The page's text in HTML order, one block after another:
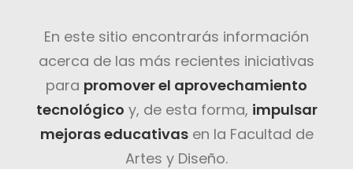
En este sitio encontrarás información
acerca de las más recientes iniciativas
para promover el aprovechamiento
tecnológico y, de esta forma, impulsar
mejoras educativasen la Facultad de
Artes y Diseño.